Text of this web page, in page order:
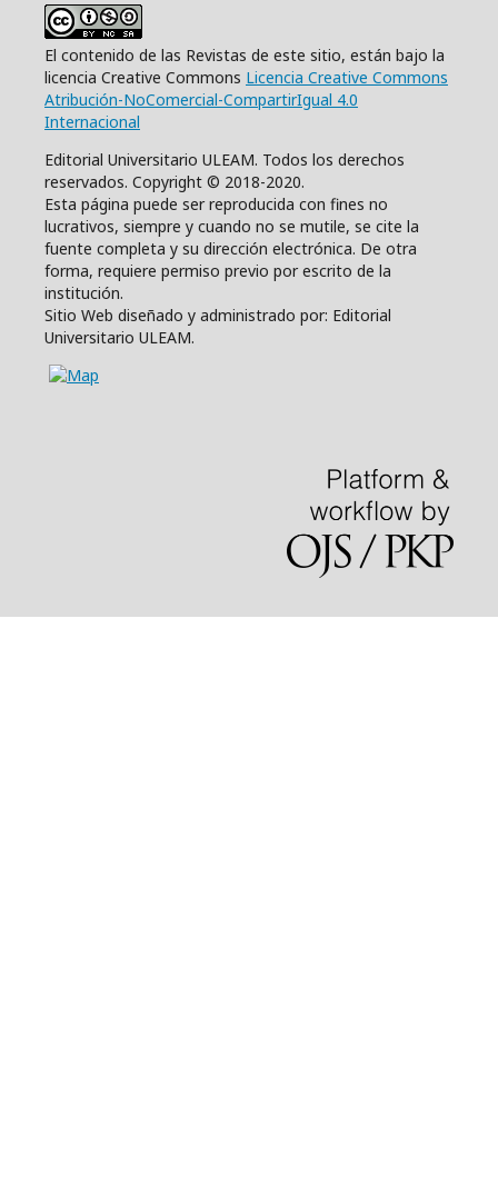
El contenido de las Revistas de este sitio, están bajo la
licencia Creative Commons Licencia Creative Commons
Atribución-NoComercial-CompartirIgual 4.0
Internacional
Editorial Universitario ULEAM. Todos los derechos
reservados. Copyright © 2018-2020.
Esta página puede ser reproducida con fines no
lucrativos, siempre y cuando no se mutile, se cite la
fuente completa y su dirección electrónica. De otra
forma, requiere permiso previo por escrito de la
institución.
Sitio Web diseñado y administrado por: Editorial
Universitario ULEAM.